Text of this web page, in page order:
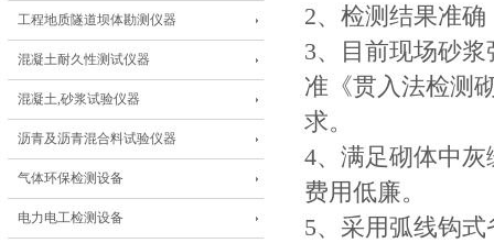
工程地质隧道坝体勘测仪器
混凝土耐久性测试仪器
混凝土,砂浆试验仪器
沥青及沥青混合料试验仪器
气体环保检测设备
电力电工检测设备
2、检测结果准确
3、目前现场砂
准《贯入法检测
求。
4、满足砌体中
费用低廉。
5、采用弧线钩